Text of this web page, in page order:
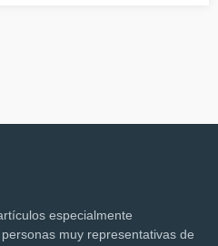
especialmente
muy representativas de